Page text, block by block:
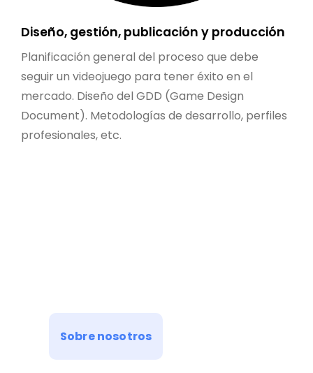
Diseño, gestión, publicación y producción
Planificación general del proceso que debe
seguir un videojuego para tener éxito en el
mercado. Diseño del GDD (Game Design
Document). Metodologías de desarrollo, perfiles
profesionales, etc.
Sobre nosotros